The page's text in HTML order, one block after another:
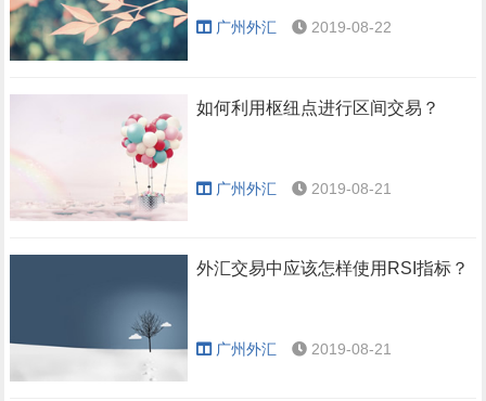
广州外汇 2019-08-22
如何利用枢纽点进行区间交易？
广州外汇 2019-08-21
外汇交易中应该怎样使用RSI指标？
广州外汇 2019-08-21